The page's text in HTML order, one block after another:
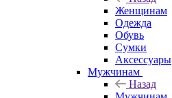
Женщинам
Одежда
Обувь
Сумки
Аксессуары
Мужчинам
Назад